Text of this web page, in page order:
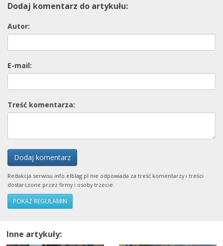
Dodaj komentarz do artykułu:
Autor:
E-mail:
Treść komentarza:
Dodaj komentarz
Redakcja serwisu info.elblag.pl nie odpowiada za treść komentarzy i treści
dostarczone przez firmy i osoby trzecie.
POKAŻ REGULAMIN
Inne artykuły: